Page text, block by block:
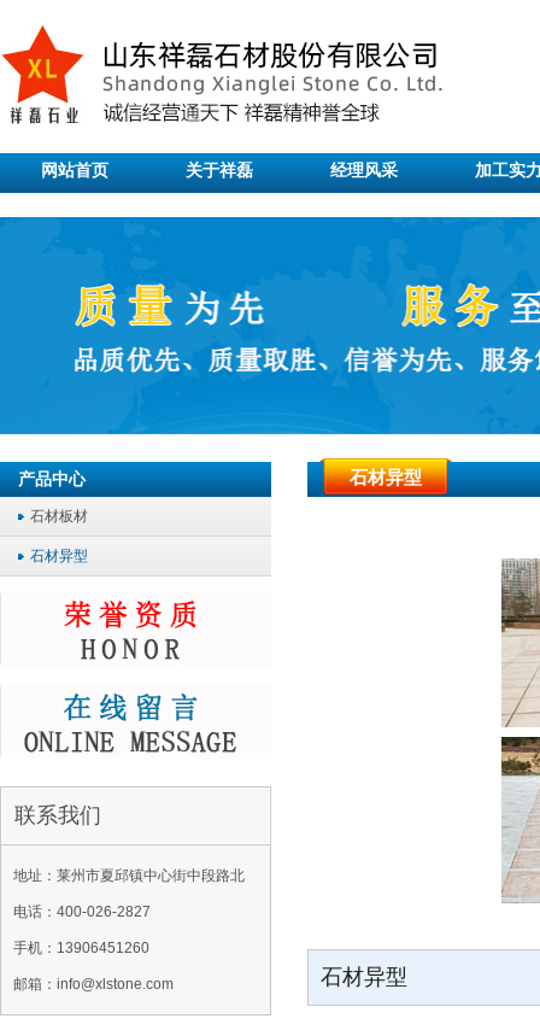
网站首页 关于祥磊 经理风采 加工实
产品中心
石材板材
石材异型
联系我们
地址：莱州市夏邱镇中心街中段路北
电话：400-026-2827
手机：13906451260
邮箱：info@xlstone.com
石材异型
石材异型